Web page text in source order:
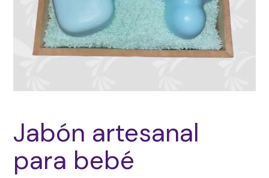
Jabón artesanal
para bebé